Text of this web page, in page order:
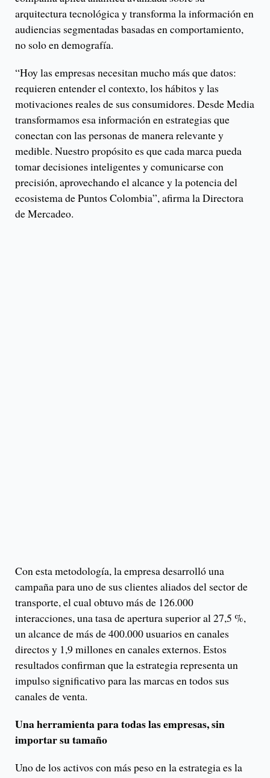
arquitectura tecnológica y transforma la información en
audiencias segmentadas basadas en comportamiento,
no solo en demografía.
“Hoy las empresas necesitan mucho más que datos:
requieren entender el contexto, los hábitos y las
motivaciones reales de sus consumidores. Desde Media
transformamos esa información en estrategias que
conectan con las personas de manera relevante y
medible. Nuestro propósito es que cada marca pueda
tomar decisiones inteligentes y comunicarse con
precisión, aprovechando el alcance y la potencia del
ecosistema de Puntos Colombia”, afirma la Directora
de Mercadeo.
Con esta metodología, la empresa desarrolló una
campaña para uno de sus clientes aliados del sector de
transporte, el cual obtuvo más de 126.000
interacciones, una tasa de apertura superior al 27,5 %,
un alcance de más de 400.000 usuarios en canales
directos y 1,9 millones en canales externos. Estos
resultados confirman que la estrategia representa un
impulso significativo para las marcas en todos sus
canales de venta.
Una herramienta para todas las empresas, sin
importar su tamaño
Uno de los activos con más peso en la estrategia es la